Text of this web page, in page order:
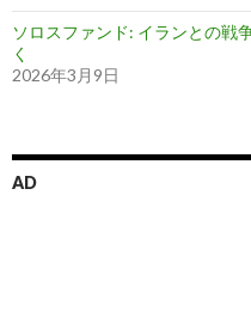
ソロスファンド: イランとの戦
く
2026年3月9日
AD